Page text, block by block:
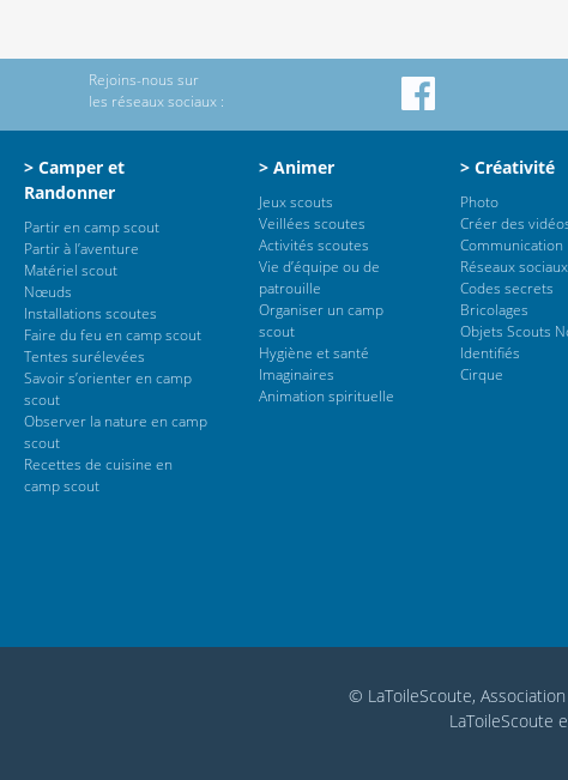
Rejoins-nous sur
les réseaux sociaux :
> Camper et
Randonner
Partir en camp scout
Partir à l’aventure
Matériel scout
Nœuds
Installations scoutes
Faire du feu en camp scout
Tentes surélevées
Savoir s’orienter en camp
scout
Observer la nature en camp
scout
Recettes de cuisine en
camp scout
> Animer
Jeux scouts
Veillées scoutes
Activités scoutes
Vie d’équipe ou de
patrouille
Organiser un camp
scout
Hygiène et santé
Imaginaires
Animation spirituelle
> Créativité
Photo
Créer des
Communication
Réseaux sociaux
Codes secrets
Bricolages
Objets Scouts
Identifiés
Cirque
© LaToileScoute,
LaToileScoute